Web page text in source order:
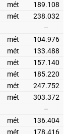
mét
189.108
mét
238.032
–
mét
104.976
mét
133.488
mét
157.140
mét
185.220
mét
247.752
mét
303.372
–
mét
136.404
mét 178.416